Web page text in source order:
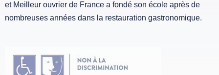
et Meilleur ouvrier de France a fondé son école après de
nombreuses années dans la restauration gastronomique.